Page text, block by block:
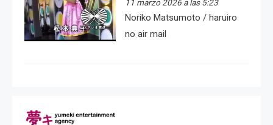
11 marzo 2026 a las 5:23
Noriko Matsumoto / haruiro
no air mail